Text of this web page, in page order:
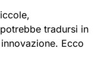
tradursi in
Ecco